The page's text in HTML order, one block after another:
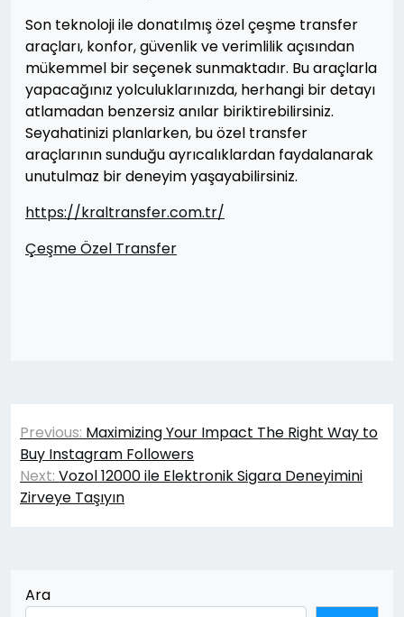
Son teknoloji ile donatılmış özel çeşme transfer
araçları, konfor, güvenlik ve verimlilik açısından
mükemmel bir seçenek sunmaktadır. Bu araçlarla
yapacağınız yolculuklarınızda, herhangi bir detayı
atlamadan benzersiz anılar biriktirebilirsiniz.
Seyahatinizi planlarken, bu özel transfer
araçlarının sunduğu ayrıcalıklardan faydalanarak
unutulmaz bir deneyim yaşayabilirsiniz.
https://kraltransfer.com.tr/
Çeşme Özel Transfer
Yazı
gezinmesi
Previous: Maximizing Your Impact The Right Way to
Buy Instagram Followers
Next: Vozol 12000 ile Elektronik Sigara Deneyimini
Zirveye Taşıyın
Ara